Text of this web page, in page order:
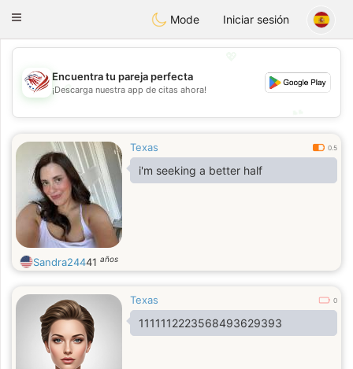
StatesDating
Toggle
Mode Iniciar sesión
💖
💕
Encuentra tu pareja perfecta
¡Descarga nuestra app de citas ahora!
Texas 0.5
i'm seeking a better half
Sandra24441 años
Texas 0
1111112223568493629393